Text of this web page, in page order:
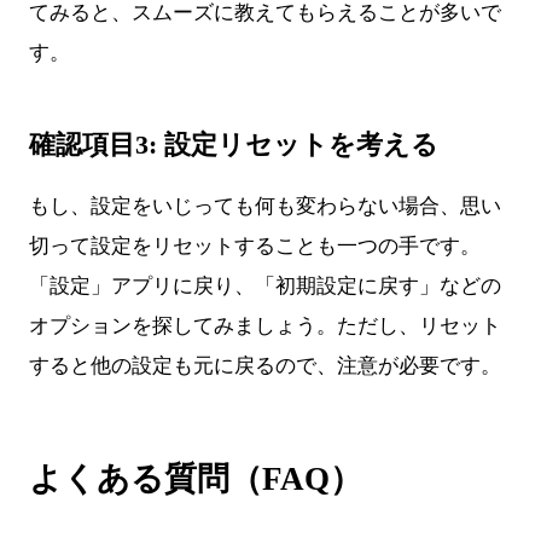
てみると、スムーズに教えてもらえることが多いで
す。
確認項目3: 設定リセットを考える
もし、設定をいじっても何も変わらない場合、思い
切って設定をリセットすることも一つの手です。
「設定」アプリに戻り、「初期設定に戻す」などの
オプションを探してみましょう。ただし、リセット
すると他の設定も元に戻るので、注意が必要です。
よくある質問（FAQ）